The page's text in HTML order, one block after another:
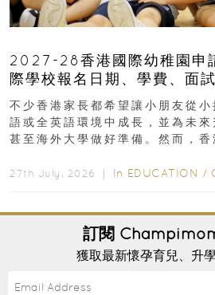
2027-28香港國際幼稚園申
際學校報名日期、學費、面
不少香港家長都希望讓小朋友從
語或全英語環境中成長，並為未
甚至海外大學做好準備。然而，
27th July, 2026 ｜ In EDUCATION /
訂閱
獲取最新懷孕育兒、升